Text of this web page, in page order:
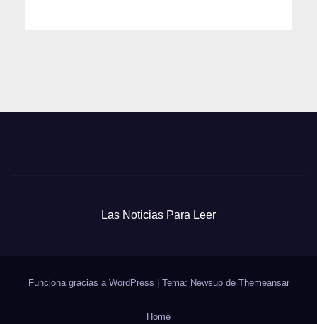
Las Noticias Para Leer
Funciona gracias a WordPress Tema: Newsup de Themeansar
Home